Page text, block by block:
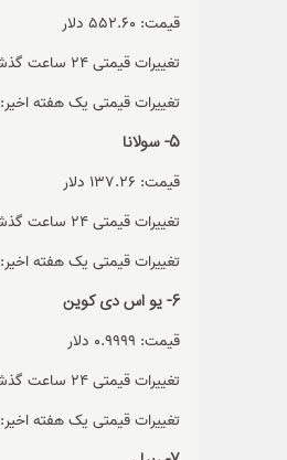
قیمت: 552.60 دلار
تغییرات قیمتی 24 ساعت گذشته: 1.94 درصد افزایش
تغییرات قیمتی یک هفته اخیر: 11.86 درصد افزایش
5- سولانا
قیمت: 137.26 دلار
تغییرات قیمتی 24 ساعت گذشته: 2.26 درصد افزایش
تغییرات قیمتی یک هفته اخیر: 8.02 درصد افزایش
6- یو اس دی کوین
قیمت: 0.9999 دلار
تغییرات قیمتی 24 ساعت گذشته: 0.00 درصد افزایش
تغییرات قیمتی یک هفته اخیر: 0.02 درصد کاهش